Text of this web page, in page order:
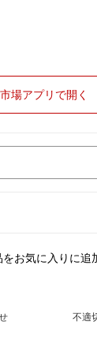
場アプリで開く
をお気に入りに追
不適